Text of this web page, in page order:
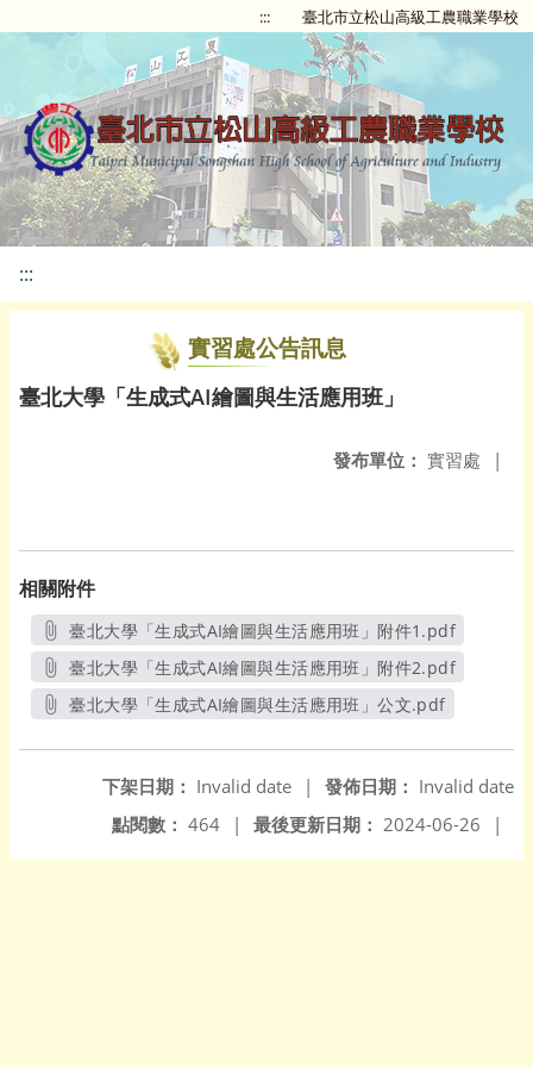
::: 臺北市立松山高級工農職業學校
:::
實習處公告訊息
臺北大學「生成式AI繪圖與生活應用班」
發布單位： 實習處 |
相關附件
臺北大學「生成式AI繪圖與生活應用班」附件1.pdf
另開新視窗
臺北大學「生成式AI繪圖與生活應用班」附件2.pdf
另開新視窗
臺北大學「生成式AI繪圖與生活應用班」公文.pdf
發佈日期： Invalid date
下架日期： Invalid date
|
最後更新日期： 2024-06-26 |
點閱數： 464 |